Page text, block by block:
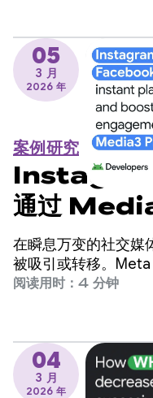
05
3 月
2026 年
案例研究
通过
时播放并提
在瞬息万变的社交媒
被吸引或转移。
Instagram）是全球
阅读用时：4 分钟
04
3 月
2026 年